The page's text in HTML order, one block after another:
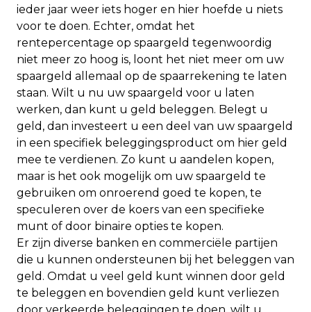
ieder jaar weer iets hoger en hier hoefde u niets
voor te doen. Echter, omdat het
rentepercentage op spaargeld tegenwoordig
niet meer zo hoog is, loont het niet meer om uw
spaargeld allemaal op de spaarrekening te laten
staan. Wilt u nu uw spaargeld voor u laten
werken, dan kunt u geld beleggen. Belegt u
geld, dan investeert u een deel van uw spaargeld
in een specifiek beleggingsproduct om hier geld
mee te verdienen. Zo kunt u aandelen kopen,
maar is het ook mogelijk om uw spaargeld te
gebruiken om onroerend goed te kopen, te
speculeren over de koers van een specifieke
munt of door binaire opties te kopen.
Er zijn diverse banken en commerciële partijen
die u kunnen ondersteunen bij het beleggen van
geld. Omdat u veel geld kunt winnen door geld
te beleggen en bovendien geld kunt verliezen